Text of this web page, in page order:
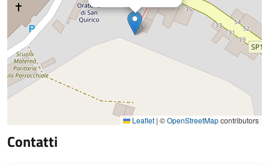
Leaflet | ©OpenStreetMapcontributors
Contatti